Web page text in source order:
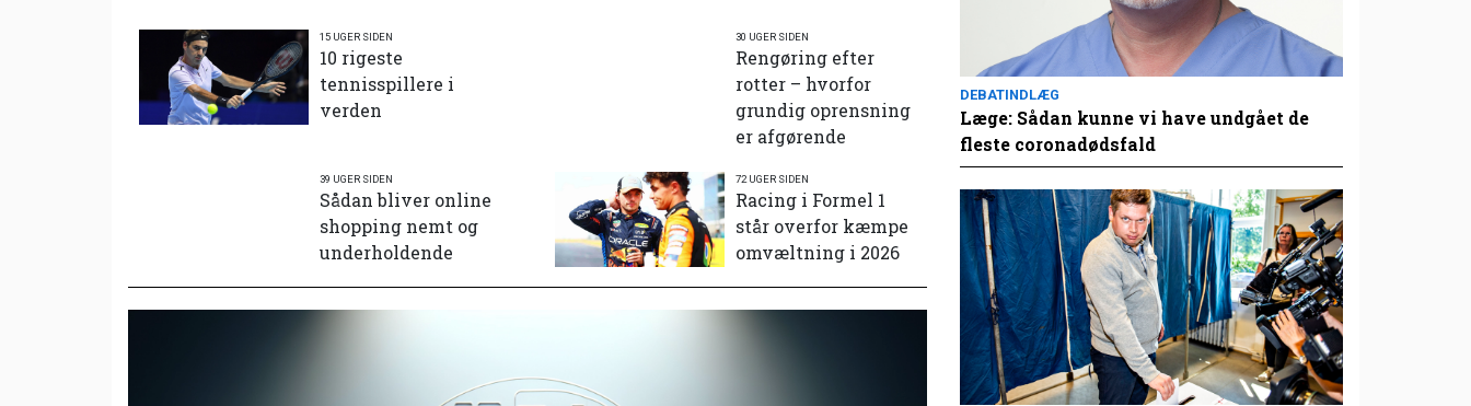
15 UGER SIDEN
10 rigeste
tennisspillere i
verden
30 UGER SIDEN
Rengøring efter
rotter – hvorfor
grundig oprensning
er afgørende
39 UGER SIDEN
Sådan bliver online
shopping nemt og
underholdende
72 UGER SIDEN
Racing i Formel 1
står overfor kæmpe
omvæltning i 2026
DEBATINDLÆG
Læge: Sådan kunne vi have undgået de
fleste coronadødsfald